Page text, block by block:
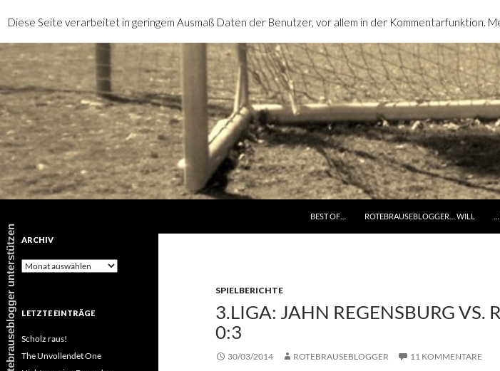
BEST OF…
ROTEBRAUSEBLOGGER… WILL
SPIELBERICHTE
3.LIGA: JAHN REGENSBURG VS.
0:3
30/03/2014 ROTEBRAUSEBLOGGER 11 KOMMENTARE
ARCHIV
Archiv
LETZTE EINTRÄGE
Scholz raus!
The Unvollendet One
Diese Seite verarbeitet in geringem Ausmaß Daten der Benutzer, vor allem in der Kommentarfunktion.
rotebrauseblogger unterstützen